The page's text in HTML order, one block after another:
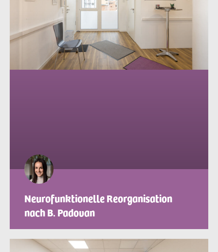
Neurofunktionelle Reorganisation
nach B. Padovan